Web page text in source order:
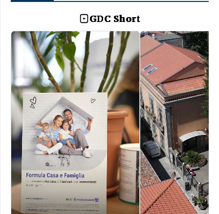
GDC Short